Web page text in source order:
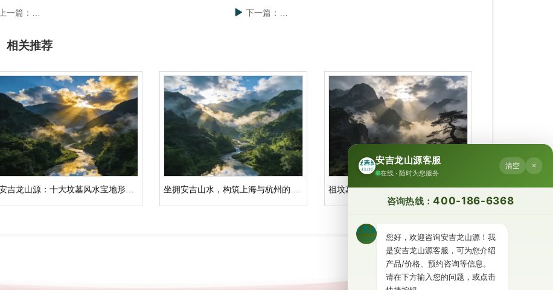
上一篇： 杭州安吉龙山源：沪杭生态安葬优选 打造陵园文旅融合新标杆
下一篇：
相关推荐
祖坟墓地风水影响后人吗？安吉龙山源：湖州杭州公墓人文纪念园解析
安吉龙山源客服
在线 · 随时为您服务
清空 ×
咨询热线：400-186-6368
您好，欢迎咨询安吉龙山源！我
是安吉龙山源客服，可为您介绍
产品/价格、预约咨询等信息。
请在下方输入您的问题，或点击